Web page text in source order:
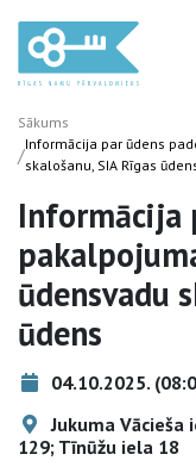
Sākums
/Informācija par ūdens
skalošanu, SIA Rīgas
Informācija
ūdensvadu
ūdens
04.10.2025.
Jukuma Vācieša
129; Tīnūžu iela 18